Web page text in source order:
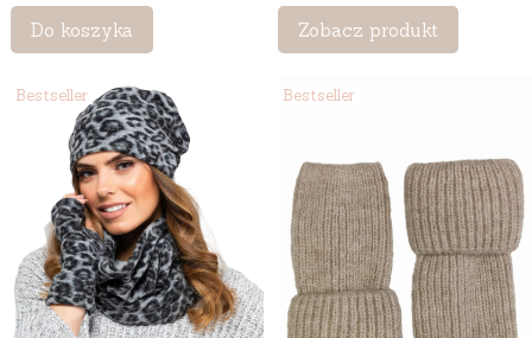
Do koszyka
kolor szary
Zobacz produkt
Bestseller Bestseller